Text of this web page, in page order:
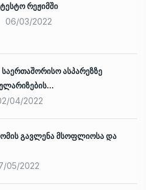
რეჟიმში
06/03/2022
ასპარეზზე
04/2022
გავლენა მსოფლიოსა და
05/2022